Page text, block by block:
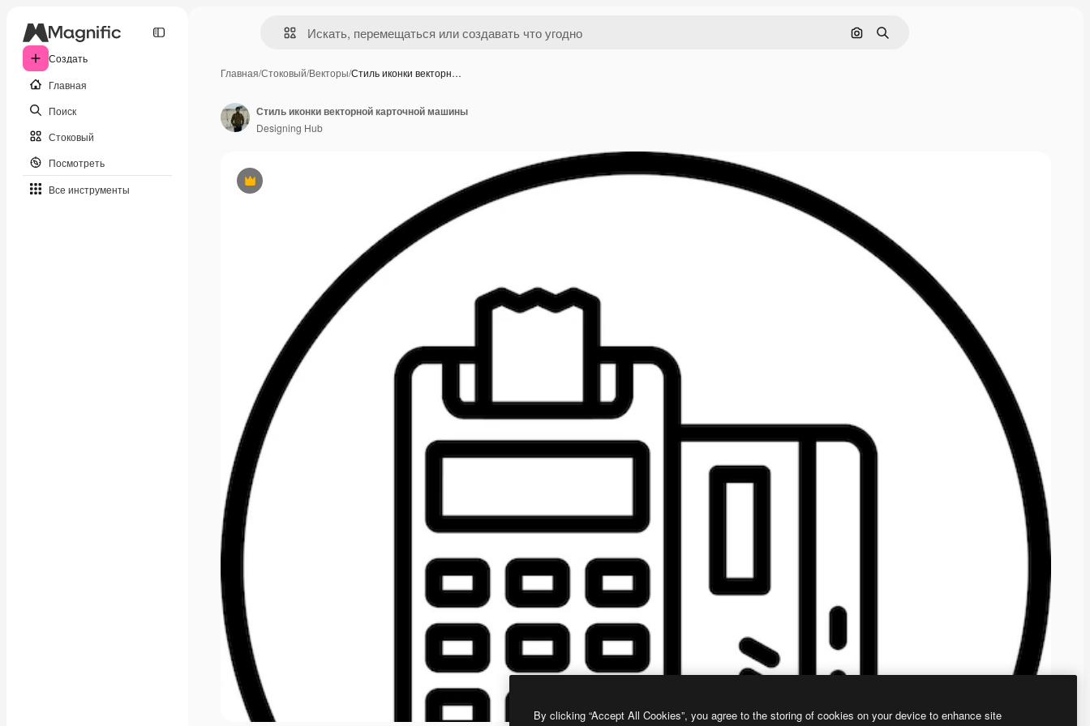
Создать
Главная
Поиск
Стоковый
Посмотреть
Все инструменты
Поиск по изображению
Поиск
Главная/Стоковый/Векторы/Стиль иконки векторн…
Премиум
Стиль иконки векторной карточной машины
Designing Hub
By clicking “Accept All Cookies”, you agree to the storing of cookies on your device to enhance site